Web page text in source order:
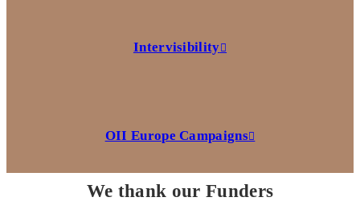
Intervisibility
OII Europe Campaigns
We thank our Funders